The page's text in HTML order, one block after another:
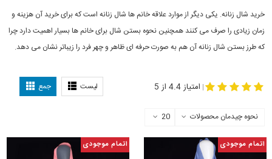
خرید شال زنانه. یکی دیگر از موارد علاقه خانم ها شال زنانه است که برای خرید آن هزینه و
زمان زیادی را صرف می کنند همچنین نحوه بستن شال برای خانم ها بسیار اهمیت دارد چرا
که طرز بستن شال زنانه آن هم به صورت حرفه ای ظاهر و چهر فرد را زیباتر نشان می دهد.
لیست جمع | امتیاز 4.4 از 5
نحوه چیدمان محصولات 20
اتمام موجودی اتمام موجودی